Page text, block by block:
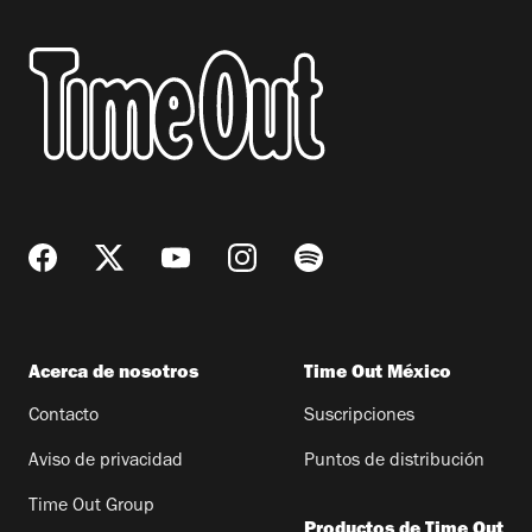
Acerca de nosotros
Contacto
Aviso de privacidad
Time Out Group
Time Out México
Suscripciones
Puntos de distribución